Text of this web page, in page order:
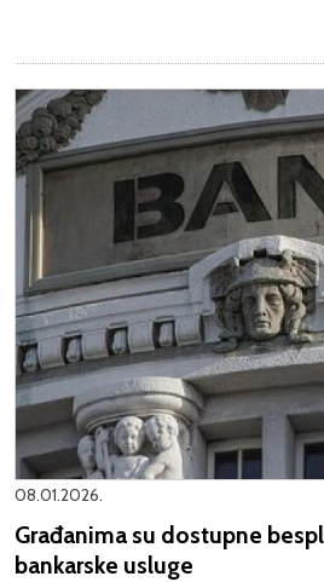
08.01.2026.
Građanima su dostupne
bankarske usluge